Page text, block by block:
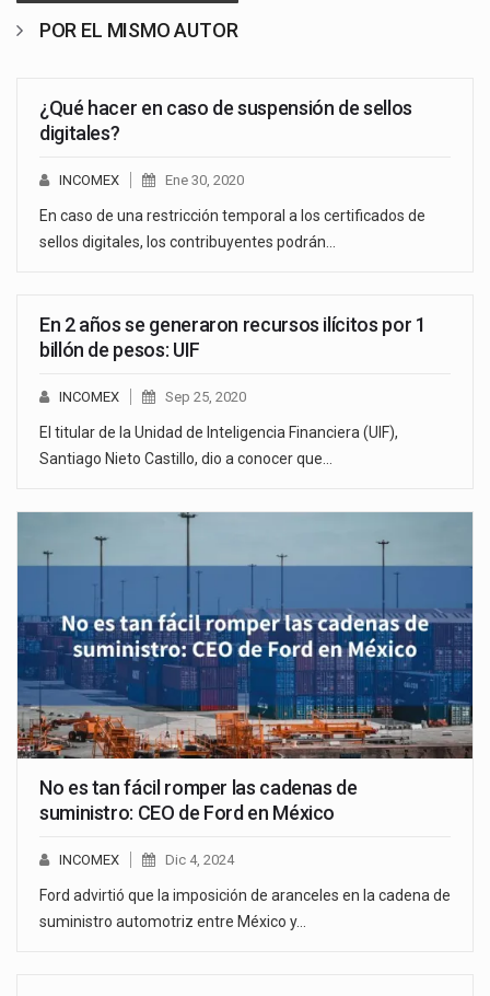
POR EL MISMO AUTOR
¿Qué hacer en caso de suspensión de sellos
digitales?
INCOMEX Ene 30, 2020
En caso de una restricción temporal a los certificados de
sellos digitales, los contribuyentes podrán…
En 2 años se generaron recursos ilícitos por 1
billón de pesos: UIF
INCOMEX Sep 25, 2020
El titular de la Unidad de Inteligencia Financiera (UIF),
Santiago Nieto Castillo, dio a conocer que…
No es tan fácil romper las cadenas de
suministro: CEO de Ford en México
INCOMEX Dic 4, 2024
Ford advirtió que la imposición de aranceles en la cadena de
suministro automotriz entre México y…